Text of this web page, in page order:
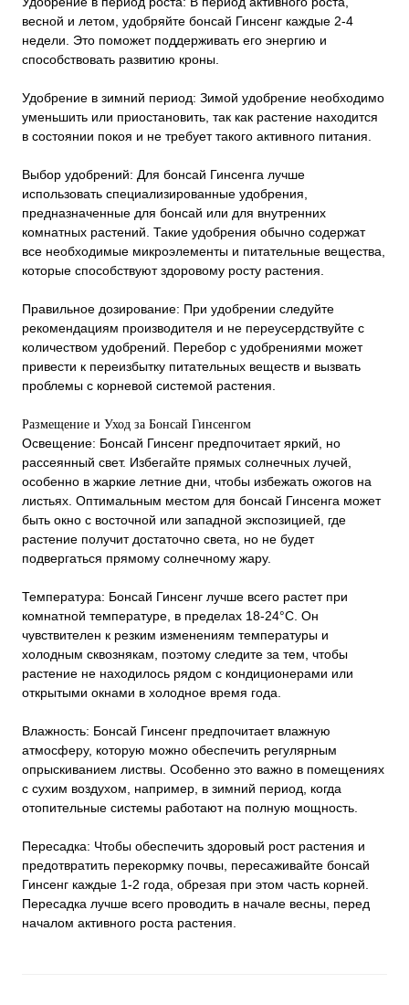
весной и летом, удобряйте бонсай Гинсенг каждые 2-4
недели. Это поможет поддерживать его энергию и
способствовать развитию кроны.
Удобрение в зимний период: Зимой удобрение необходимо
уменьшить или приостановить, так как растение находится
в состоянии покоя и не требует такого активного питания.
Выбор удобрений: Для бонсай Гинсенга лучше
использовать специализированные удобрения,
предназначенные для бонсай или для внутренних
комнатных растений. Такие удобрения обычно содержат
все необходимые микроэлементы и питательные вещества,
которые способствуют здоровому росту растения.
Правильное дозирование: При удобрении следуйте
рекомендациям производителя и не переусердствуйте с
количеством удобрений. Перебор с удобрениями может
привести к переизбытку питательных веществ и вызвать
проблемы с корневой системой растения.
Размещение и Уход за Бонсай Гинсенгом
Освещение: Бонсай Гинсенг предпочитает яркий, но
рассеянный свет. Избегайте прямых солнечных лучей,
особенно в жаркие летние дни, чтобы избежать ожогов на
листьях. Оптимальным местом для бонсай Гинсенга может
быть окно с восточной или западной экспозицией, где
растение получит достаточно света, но не будет
подвергаться прямому солнечному жару.
Температура: Бонсай Гинсенг лучше всего растет при
комнатной температуре, в пределах 18-24°С. Он
чувствителен к резким изменениям температуры и
холодным сквознякам, поэтому следите за тем, чтобы
растение не находилось рядом с кондиционерами или
открытыми окнами в холодное время года.
Влажность: Бонсай Гинсенг предпочитает влажную
атмосферу, которую можно обеспечить регулярным
опрыскиванием листвы. Особенно это важно в помещениях
с сухим воздухом, например, в зимний период, когда
отопительные системы работают на полную мощность.
Пересадка: Чтобы обеспечить здоровый рост растения и
предотвратить перекормку почвы, пересаживайте бонсай
Гинсенг каждые 1-2 года, обрезая при этом часть корней.
Пересадка лучше всего проводить в начале весны, перед
началом активного роста растения.